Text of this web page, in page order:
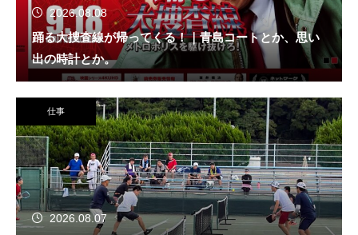
2026.08.08
踊る大捜査線が帰ってくる！｜青島コートとか、思い
出の時計とか。
仕事
2026.08.07